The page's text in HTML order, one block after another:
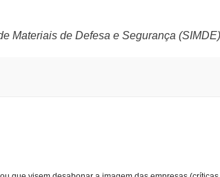
Materiais de Defesa e Segurança (SIMDE)